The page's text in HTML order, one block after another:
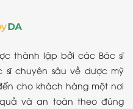
thành lập bởi các Bác sĩ
sĩ chuyên sâu về dược mỹ
cho khách hàng một nơi
và an toàn theo đúng